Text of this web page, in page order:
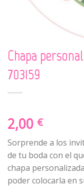
Chapa
703159
2,00 €
Sorprende a los
de tu boda con el
chapa
poder colocarla en